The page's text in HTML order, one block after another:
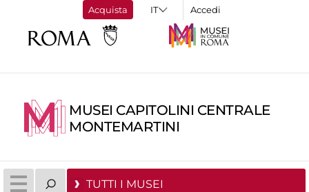
Acquista Accedi
MUSEI CAPITOLINI CENTRALE
MONTEMARTINI
TUTTI I MUSEI